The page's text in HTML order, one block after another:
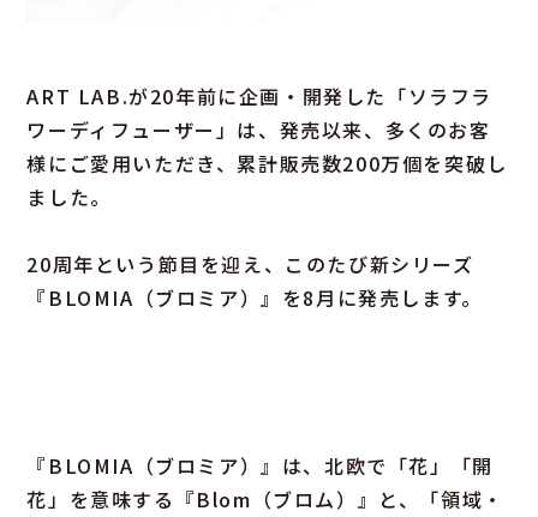
ART LAB.が20年前に企画・開発した「ソラフラ
ワーディフューザー」は、発売以来、多くのお客
様にご愛用いただき、累計販売数200万個を突破し
ました。
20周年という節目を迎え、このたび新シリーズ
『BLOMIA（ブロミア）』を8月に発売します。
『BLOMIA（ブロミア）』は、北欧で「花」「開
花」を意味する『Blom（ブロム）』と、「領域・